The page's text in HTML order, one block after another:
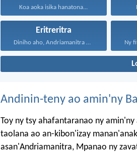
Koa aoka isika hanatona...
Eritreritra
Ny
Andinin-teny ao amin'ny
Toy ny tsy ahafantaranao ny
taolana ao an-kibon'izay
asan'Andriamanitra, Mpanao ny